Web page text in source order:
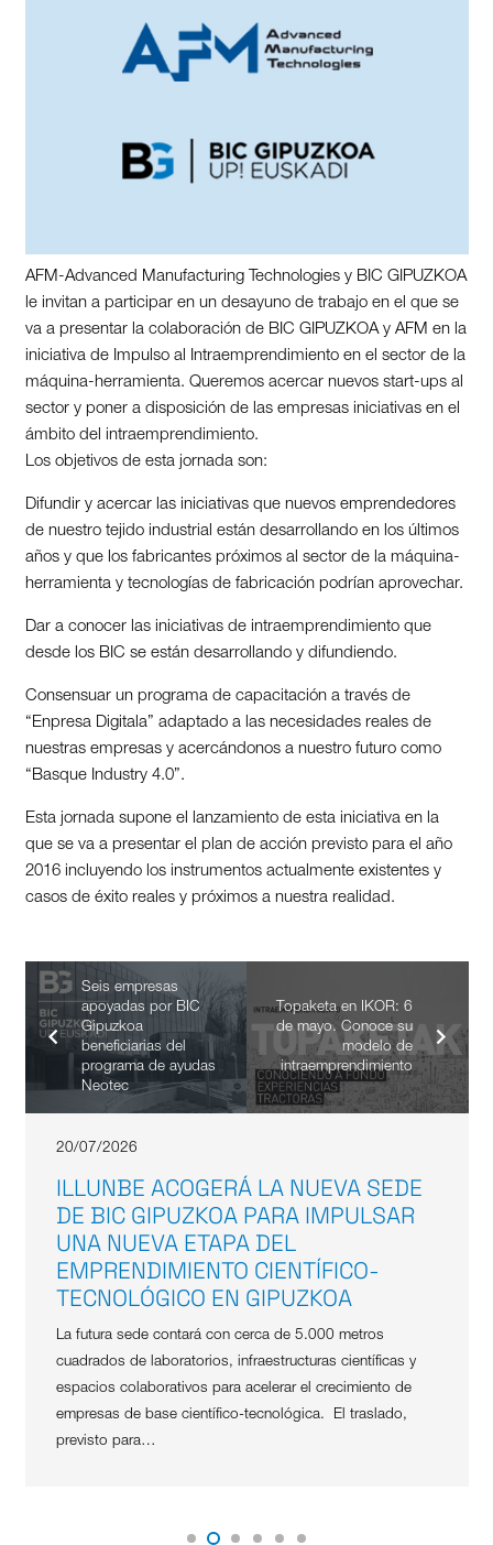
AFM-Advanced Manufacturing Technologies y BIC GIPUZKOA
le invitan a participar en un desayuno de trabajo en el que se
va a presentar la colaboración de BIC GIPUZKOA y AFM en la
iniciativa de Impulso al Intraemprendimiento en el sector de la
máquina-herramienta. Queremos acercar nuevos start-ups al
sector y poner a disposición de las empresas iniciativas en el
ámbito del intraemprendimiento.
Los objetivos de esta jornada son:
Difundir y acercar las iniciativas que nuevos emprendedores
de nuestro tejido industrial están desarrollando en los últimos
años y que los fabricantes próximos al sector de la máquina-
herramienta y tecnologías de fabricación podrían aprovechar.
Dar a conocer las iniciativas de intraemprendimiento que
desde los BIC se están desarrollando y difundiendo.
Consensuar un programa de capacitación a través de
“Enpresa Digitala” adaptado a las necesidades reales de
nuestras empresas y acercándonos a nuestro futuro como
“Basque Industry 4.0”.
Esta jornada supone el lanzamiento de esta iniciativa en la
que se va a presentar el plan de acción previsto para el año
2016 incluyendo los instrumentos actualmente existentes y
casos de éxito reales y próximos a nuestra realidad.
Seis empresas
apoyadas por BIC
Gipuzkoa
beneficiarias del
programa de ayudas
Neotec
Topaketa en IKOR: 6
de mayo. Conoce su
modelo de
intraemprendimiento
20/07/2026
ILLUNBE ACOGERÁ LA NUEVA SEDE
DE BIC GIPUZKOA PARA IMPULSAR
UNA NUEVA ETAPA DEL
EMPRENDIMIENTO CIENTÍFICO-
TECNOLÓGICO EN GIPUZKOA
La futura sede contará con cerca de 5.000 metros
cuadrados de laboratorios, infraestructuras científicas y
espacios colaborativos para acelerar el crecimiento de
empresas de base científico-tecnológica. El traslado,
previsto para…